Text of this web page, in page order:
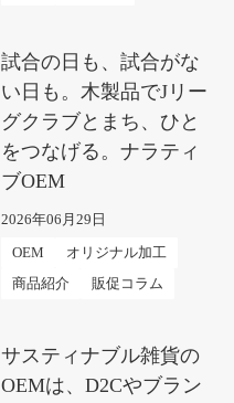
試合の日も、試合がな
い日も。木製品でJリー
グクラブとまち、ひと
をつなげる。ナラティ
ブOEM
2026年06月29日
OEM
オリジナル加工
商品紹介
販促コラム
サスティナブル雑貨の
OEMは、D2Cやブラン